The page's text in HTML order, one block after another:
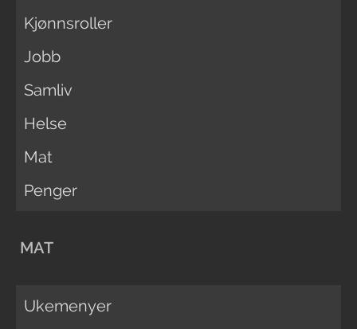
Kjønnsroller
Jobb
Samliv
Helse
Mat
Penger
MAT
Ukemenyer